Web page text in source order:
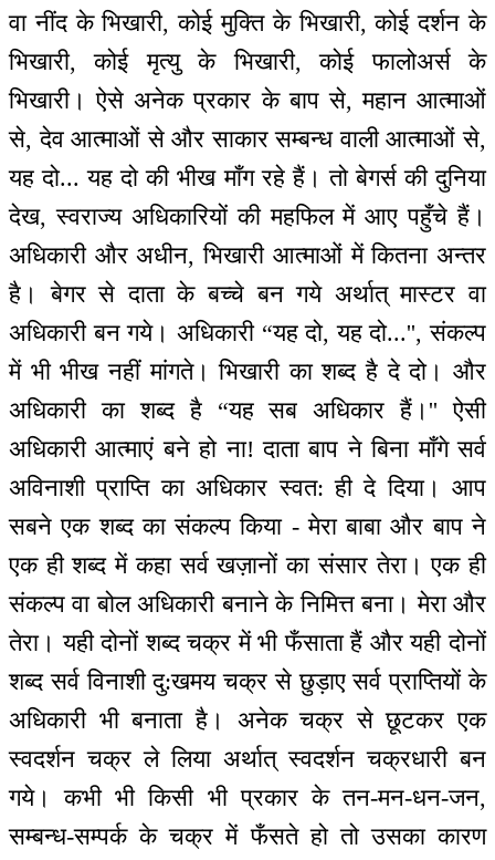
वा नींद के भिखारी, कोई मुक्ति के भिखारी, कोई दर्शन के
भिखारी, कोई मृत्यु के भिखारी, कोई फालोअर्स के
भिखारी। ऐसे अनेक प्रकार के बाप से, महान आत्माओं
से, देव आत्माओं से और साकार सम्बन्ध वाली आत्माओं से,
यह दो... यह दो की भीख माँग रहे हैं। तो बेगर्स की दुनिया
देख, स्वराज्य अधिकारियों की महफिल में आए पहुँचे हैं।
अधिकारी और अधीन, भिखारी आत्माओं में कितना अन्तर
है। बेगर से दाता के बच्चे बन गये अर्थात् मास्टर वा
अधिकारी बन गये। अधिकारी “यह दो, यह दो...'', संकल्प
में भी भीख नहीं मांगते। भिखारी का शब्द है दे दो। और
अधिकारी का शब्द है “यह सब अधिकार हैं।'' ऐसी
अधिकारी आत्माएं बने हो ना! दाता बाप ने बिना माँगे सर्व
अविनाशी प्राप्ति का अधिकार स्वत: ही दे दिया। आप
सबने एक शब्द का संकल्प किया - मेरा बाबा और बाप ने
एक ही शब्द में कहा सर्व खज़ानों का संसार तेरा। एक ही
संकल्प वा बोल अधिकारी बनाने के निमित्त बना। मेरा और
तेरा। यही दोनों शब्द चक्र में भी फँसाता हैं और यही दोनों
शब्द सर्व विनाशी दु:खमय चक्र से छुड़ाए सर्व प्राप्तियों के
अधिकारी भी बनाता है। अनेक चक्र से छूटकर एक
स्वदर्शन चक्र ले लिया अर्थात् स्वदर्शन चक्रधारी बन
गये। कभी भी किसी भी प्रकार के तन-मन-धन-जन,
सम्बन्ध-सम्पर्क के चक्र में फँसते हो तो उसका कारण